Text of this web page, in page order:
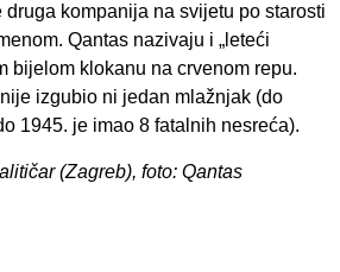
druga kompanija na svijetu po starosti
Qantas nazivaju i „leteći
bijelom klokanu na crvenom repu.
izgubio ni jedan mlažnjak (do
1945. je imao 8 fatalnih nesreća).
(Zagreb), foto: Qantas